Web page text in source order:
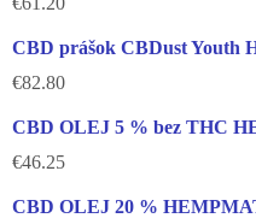
CBD prášok CBDust Youth
€82.80
CBD OLEJ 5 % bez THC
€46.25
CBD OLEJ 20 %